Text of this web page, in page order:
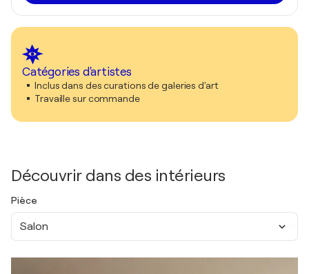
Catégories d'artistes
Inclus dans des curations de galeries d'art
Travaille sur commande
Découvrir dans des intérieurs
Pièce
Salon